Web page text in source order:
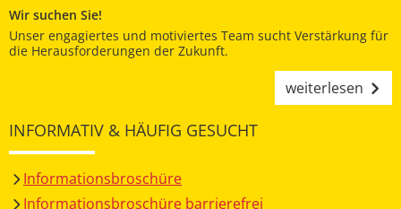
Wir suchen Sie!
Unser engagiertes und motiviertes Team sucht Verstärkung für
die Herausforderungen der Zukunft.
weiterlesen
INFORMATIV & HÄUFIG GESUCHT
Informationsbroschüre
Informationsbroschüre barrierefrei